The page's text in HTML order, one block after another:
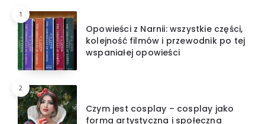
1
Opowieści z Narnii: wszystkie części,
kolejność filmów i przewodnik po tej
wspaniałej opowieści
2
Czym jest cosplay – cosplay jako
forma artystyczna i społeczna